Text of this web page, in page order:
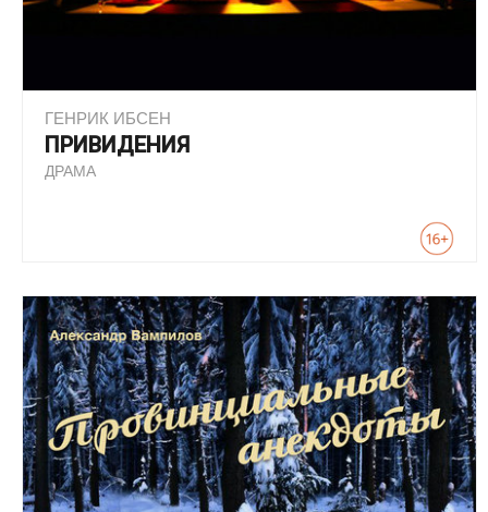
ГЕНРИК ИБСЕН
ПРИВИДЕНИЯ
ДРАМА